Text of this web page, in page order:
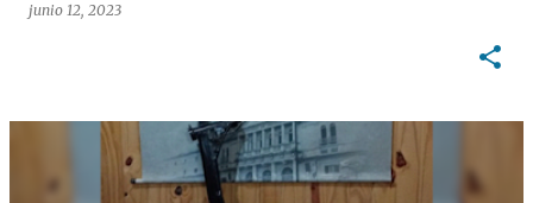
junio 12, 2023